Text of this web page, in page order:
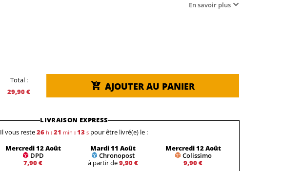
En savoir plus
Total :
29,90 €
AJOUTER AU PANIER
LIVRAISON EXPRESS
Il vous reste26 h : 21 min : 12 s pour être livré(e) le :
Mercredi 12 Août
DPD
7,90 €
Mardi 11 Août
Chronopost
à partir de9,90 €
Mercredi 12 Août
Colissimo
9,90 €